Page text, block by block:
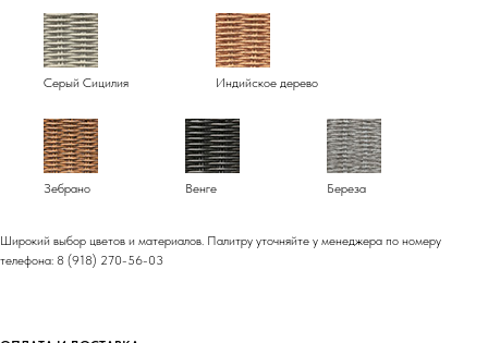
Серый Сицилия Индийское дерево
Зебрано Венге Береза
Широкий выбор цветов и материалов. Палитру уточняйте у менеджера по номеру
телефона: 8 (918) 270-56-03